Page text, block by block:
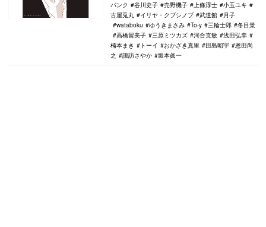
パンク
谷川史子 売野機子 上條淳士
小玉ユキ
古屋兎丸
イリヤ・クブシノブ 武道館
月子
wataboku
ゆうきまさみ To-y 三輪士郎
冬目景
高橋留美子
三原ミツカズ 河合克敏
浅田弘幸
楠本まき
トーイ おかざき真里 田島昭宇
恩田尚
之
諏訪さやか 坂本眞一